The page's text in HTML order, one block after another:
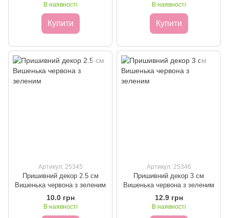
В наявності
Купити
В наявності
Купити
Артикул: 25345
Пришивний декор 2.5 см
Вишенька червона з зеленим
10.0 грн
В наявності
Артикул: 25346
Пришивний декор 3 см
Вишенька червона з зеленим
12.9 грн
В наявності